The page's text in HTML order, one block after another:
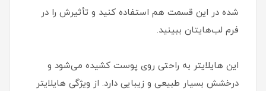
شده در این قسمت هم استفاده کنید و تأثیرش را در
فرم لب‌هایتان ببینید.
این هایلایتر به راحتی روی پوست کشیده می‌شود و
درخشش بسیار طبیعی و زیبایی دارد. از ویژگی هایلایتر